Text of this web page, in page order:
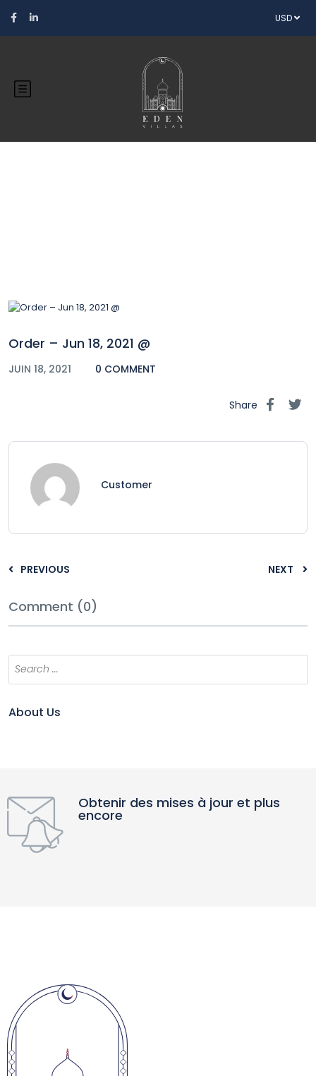
USD
Order – Jun 18, 2021 @
JUIN 18, 2021 0 COMMENT
Share
Customer
PREVIOUS NEXT
Comment (0)
About Us
Obtenir des mises à jour et plus
encore